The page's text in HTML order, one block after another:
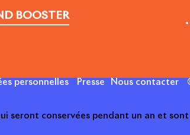
BOOSTER
personnelles Presse Nous contacter
conservées pendant un an et